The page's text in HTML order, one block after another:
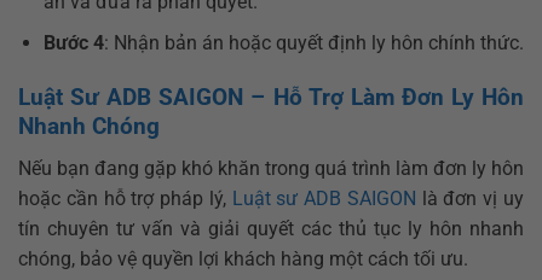
Bước 4: Nhận bản án hoặc quyết định ly hôn chính thức.
Luật Sư ADB SAIGON – Hỗ Trợ Làm Đơn Ly Hôn
Nhanh Chóng
Nếu bạn đang gặp khó khăn trong quá trình làm đơn ly hôn
hoặc cần hỗ trợ pháp lý, Luật sư ADB SAIGON là đơn vị uy
tín chuyên tư vấn và giải quyết các thủ tục ly hôn nhanh
chóng, bảo vệ quyền lợi khách hàng một cách tối ưu.